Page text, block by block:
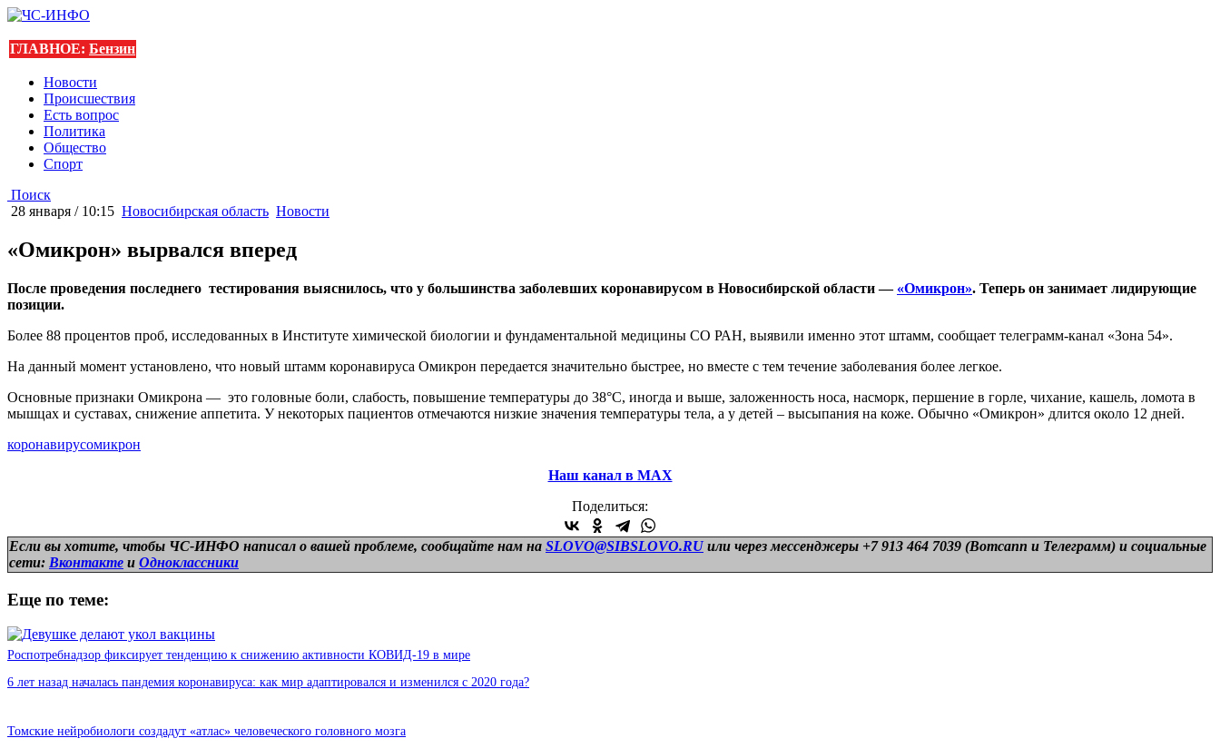
ГЛАВНОЕ: Бензин
Новости
Происшествия
Есть вопрос
Политика
Общество
Спорт
Поиск
28 января / 10:15 Новосибирская область Новости
«Омикрон» вырвался вперед
После проведения последнего тестирования выяснилось, что у большинства заболевших коронавирусом в Новосибирской области — «Омикрон». Теперь он занимает лидирующие
позиции.
Более 88 процентов проб, исследованных в Институте химической биологии и фундаментальной медицины СО РАН, выявили именно этот штамм, сообщает телеграмм-канал «Зона 54».
На данный момент установлено, что новый штамм коронавируса Омикрон передается значительно быстрее, но вместе с тем течение заболевания более легкое.
Основные признаки Омикрона — это головные боли, слабость, повышение температуры до 38°С, иногда и выше, заложенность носа, насморк, першение в горле, чихание, кашель, ломота в
мышцах и суставах, снижение аппетита. У некоторых пациентов отмечаются низкие значения температуры тела, а у детей – высыпания на коже. Обычно «Омикрон» длится около 12 дней.
коронавирусомикрон
Наш канал в МАХ
Поделиться:
Если вы хотите, чтобы ЧС-ИНФО написал о вашей проблеме, сообщайте нам на SLOVO@SIBSLOVO.RU или через мессенджеры +7 913 464 7039 (Вотсапп и Телеграмм) и социальные
сети: Вконтакте и Одноклассники
Еще по теме:
Роспотребнадзор фиксирует тенденцию к снижению активности КОВИД-19 в мире
6 лет назад началась пандемия коронавируса: как мир адаптировался и изменился с 2020 года?
Томские нейробиологи создадут «атлас» человеческого головного мозга